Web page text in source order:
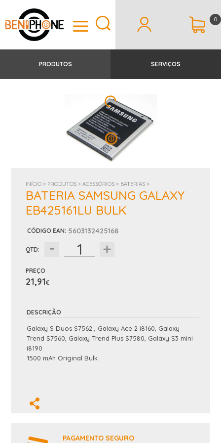
0
PRODUTOS SERVIÇOS
INÍCIO > PRODUTOS >ACESSÓRIOS > BATERIAS >
BATERIA SAMSUNG GALAXY
EB425161LU BULK
CÓDIGO EAN: 5603132425168
QTD:
PREÇO
21,91€
DESCRIÇÃO
Galaxy S Duos S7562 , Galaxy Ace 2 i8160, Galaxy
Trend S7560, Galaxy Trend Plus S7580, Galaxy S3 mini
i8190
1500 mAh Original Bulk
PAGAMENTO SEGURO